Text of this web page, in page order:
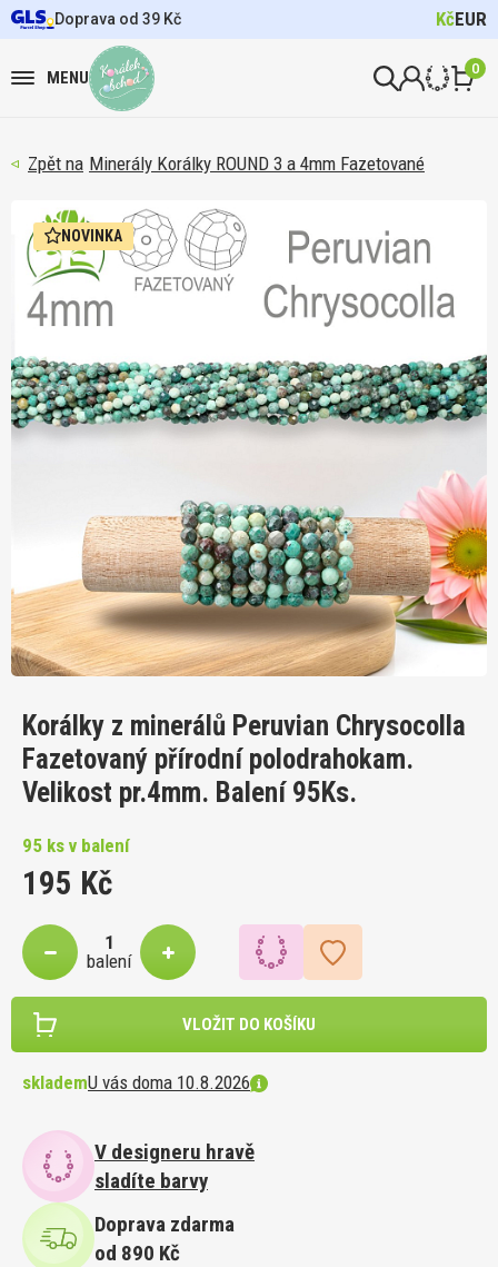
Doprava od 39 Kč KčEUR
MENU 0
Minerály Korálky ROUND 3 a 4mm Fazetované
NOVINKA
Korálky z minerálů Peruvian Chrysocolla
Fazetovaný přírodní polodrahokam.
Velikost pr.4mm. Balení 95Ks.
95 ks v balení
195 Kč
balení
VLOŽIT DO KOŠÍKU
sklademU vás doma 10.8.2026
V designeru hravě
sladíte barvy
Doprava zdarma
od 890 Kč